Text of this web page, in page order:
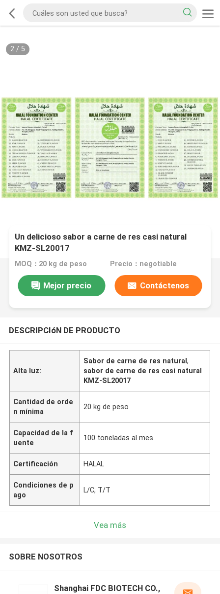
2/ 5
Un delicioso sabor a carne de res casi natural
KMZ-SL20017
MOQ：20 kg de peso Precio：negotiable
Mejor precio Contáctenos
DESCRIPCIóN DE PRODUCTO
Alta luz:
Sabor de carne de res natural,
sabor de carne de res casi natural
KMZ-SL20017
Cantidad de orde
n mínima
20 kg de peso
Capacidad de la f
uente
100 toneladas al mes
Certificación HALAL
Condiciones de p
ago
L/C, T/T
Vea más
SOBRE NOSOTROS
Shanghai FDC BIOTECH CO.,